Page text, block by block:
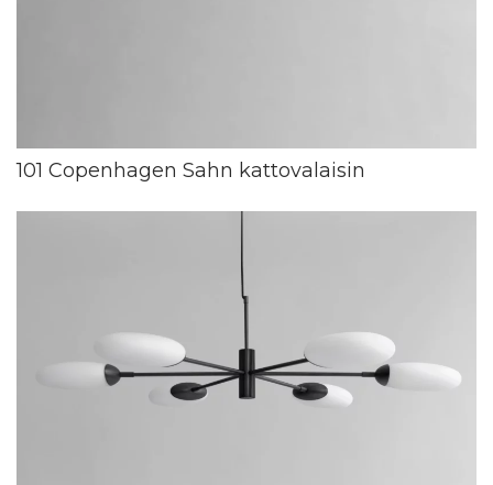
101 Copenhagen Sahn kattovalaisin